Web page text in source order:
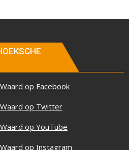
op Facebook
op Twitter
op YouTube
op Instagram